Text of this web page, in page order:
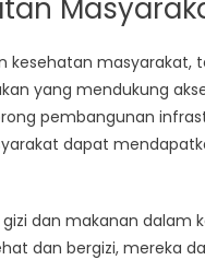
masyarakat,
yang mendukung
pembangunan
dapat
dan makanan dalam
dan bergizi, mereka